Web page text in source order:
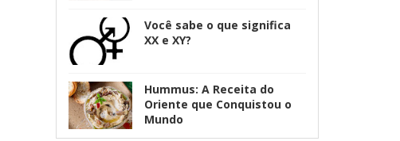
Você sabe o que significa
XX e XY?
Hummus: A Receita do
Oriente que Conquistou o
Mundo